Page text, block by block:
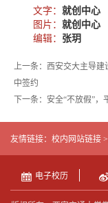
文字： 就创中心
图片： 就创中心
编辑： 张玥
上一条：西安交大主导建
中签约
下一条：安全“不放假”，
友情链接： 校内网站链接 >
电子校历